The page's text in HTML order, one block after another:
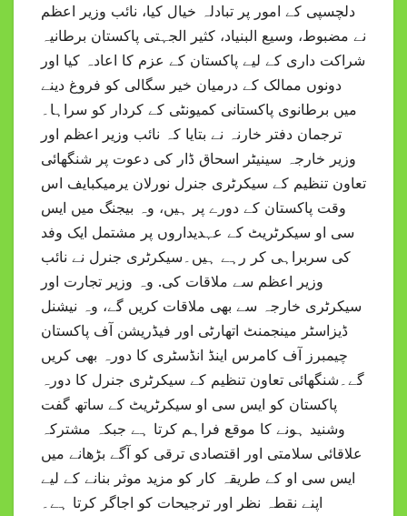
دلچسپی کے امور پر تبادلہ خیال کیا، نائب وزیر اعظم
نے مضبوط، وسیع البنیاد، کثیر الجہتی پاکستان برطانیہ
شراکت داری کے لیے پاکستان کے عزم کا اعادہ کیا اور
دونوں ممالک کے درمیان خیر سگالی کو فروغ دینے
میں برطانوی پاکستانی کمیونٹی کے کردار کو سراہا۔
ترجمان دفتر خارنہ نے بتایا کہ نائب وزیر اعظم اور
وزیر خارجہ سینیٹر اسحاق ڈار کی دعوت پر شنگھائی
تعاون تنظیم کے سیکرٹری جنرل نورلان یرمیکبایف اس
وقت پاکستان کے دورے پر ہیں، وہ بیجنگ میں ایس
سی او سیکرٹریٹ کے عہدیداروں پر مشتمل ایک وفد
کی سربراہی کر رہے ہیں۔سیکرٹری جنرل نے نائب
وزیر اعظم سے ملاقات کی. وہ وزیر تجارت اور
سیکرٹری خارجہ سے بھی ملاقات کریں گے، وہ نیشنل
ڈیزاسٹر مینجمنٹ اتھارٹی اور فیڈریشن آف پاکستان
چیمبرز آف کامرس اینڈ انڈسٹری کا دورہ بھی کریں
گے۔شنگھائی تعاون تنظیم کے سیکرٹری جنرل کا دورہ
پاکستان کو ایس سی او سیکرٹریٹ کے ساتھ گفت
وشنید ہونے کا موقع فراہم کرتا ہے جبکہ مشترکہ
علاقائی سلامتی اور اقتصادی ترقی کو آگے بڑھانے میں
ایس سی او کے طریقہ کار کو مزید موثر بنانے کے لیے
اپنے نقطہ نظر اور ترجیحات کو اجاگر کرتا ہے۔